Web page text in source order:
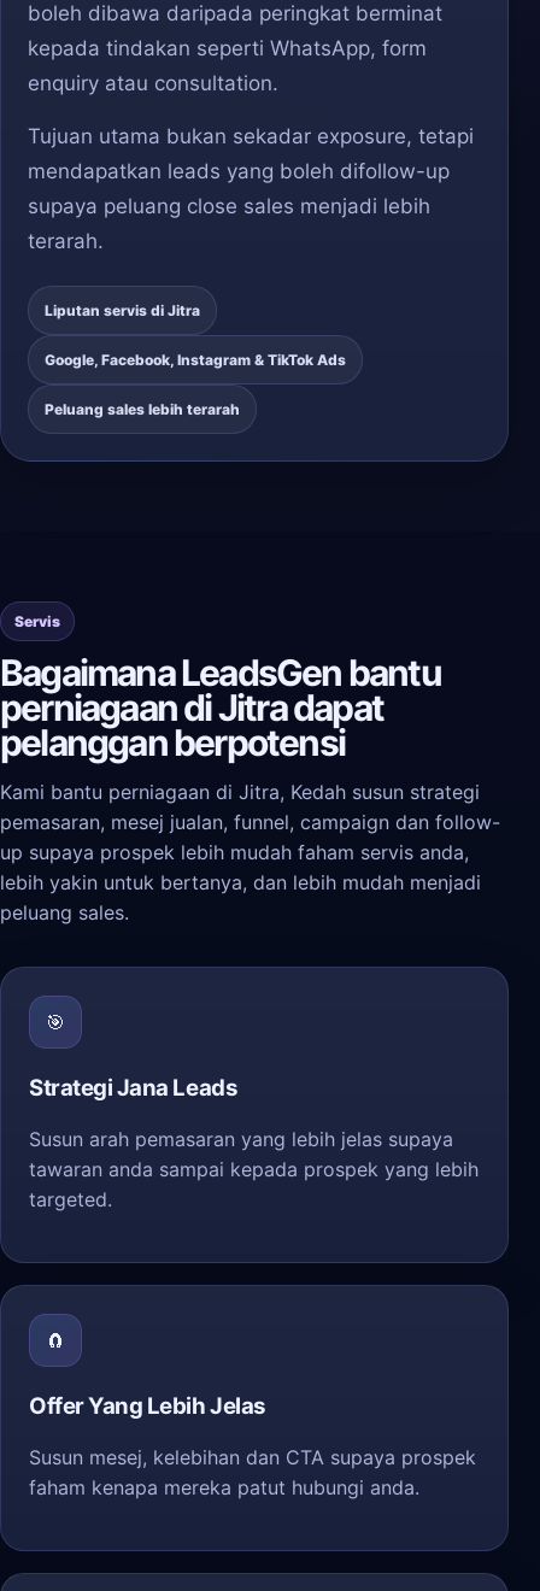
boleh dibawa daripada peringkat berminat
kepada tindakan seperti WhatsApp, form
enquiry atau consultation.
Tujuan utama bukan sekadar exposure, tetapi
mendapatkan leads yang boleh difollow-up
supaya peluang close sales menjadi lebih
terarah.
Liputan servis di Jitra
Google, Facebook, Instagram & TikTok Ads
Peluang sales lebih terarah
Servis
Bagaimana LeadsGen bantu
perniagaan di Jitra dapat
pelanggan berpotensi
Kami bantu perniagaan di Jitra, Kedah susun strategi
pemasaran, mesej jualan, funnel, campaign dan follow-
up supaya prospek lebih mudah faham servis anda,
lebih yakin untuk bertanya, dan lebih mudah menjadi
peluang sales.
🎯
Strategi Jana Leads
Susun arah pemasaran yang lebih jelas supaya
tawaran anda sampai kepada prospek yang lebih
targeted.
🧲
Offer Yang Lebih Jelas
Susun mesej, kelebihan dan CTA supaya prospek
faham kenapa mereka patut hubungi anda.